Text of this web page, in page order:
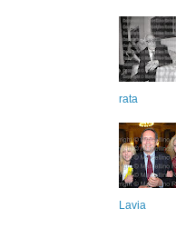
rata
Lavia